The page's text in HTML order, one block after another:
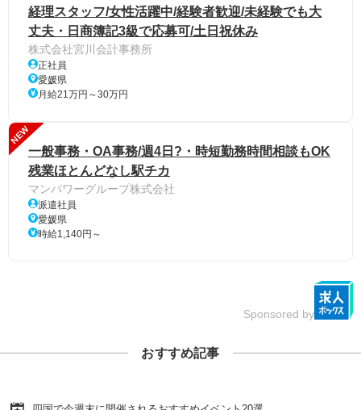
経理スタッフ/女性活躍中/経験者歓迎/未経験でも大
丈夫・日商簿記3級で応募可/土日祝休み
株式会社宮川会計事務所
正社員
愛媛県
月給21万円～30万円
NEW
一般事務・OA事務/週4日?・時短勤務時間相談もOK
残業ほとんどなし駅チカ
マンパワーグループ株式会社
派遣社員
愛媛県
時給1,140円～
Sponsored by
おすすめ記事